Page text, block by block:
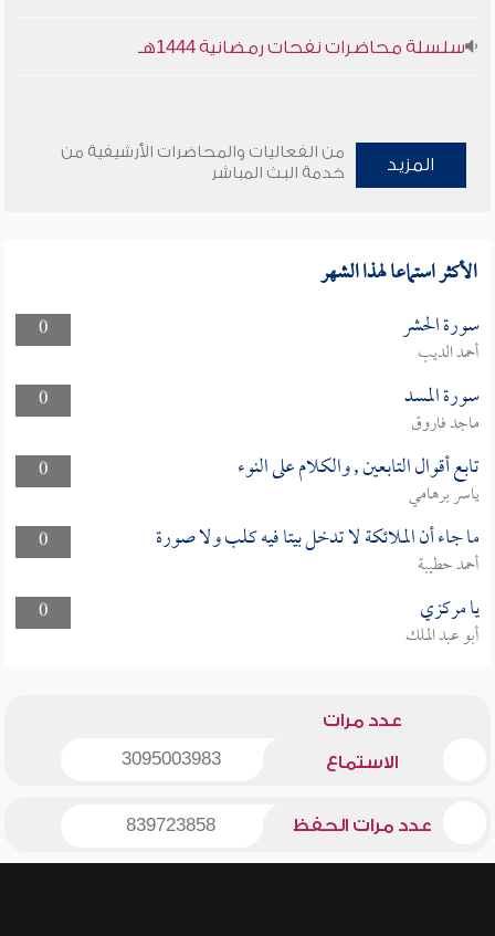
سلسلة محاضرات نفحات رمضانية 1444هـ
المزيد
من الفعاليات والمحاضرات الأرشيفية من
خدمة البث المباشر
الأكثر استماعا لهذا الشهر
0 سورة الحشر
أحمد الديب
0
سورة المسد
ماجد فاروق
0
تابع أقوال التابعين , والكلام على النوء
ياسر برهامي
0
ما جاء أن الملائكة لا تدخل بيتا فيه كلب ولا صورة
أحمد حطيبة
0
يا مركزي
أبو عبد الملك
عدد مرات
الاستماع 3095003983
عدد مرات الحفظ 839723858